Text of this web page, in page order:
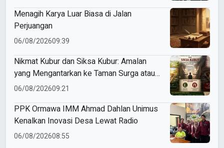
Menagih Karya Luar Biasa di Jalan
Perjuangan
06/08/202609:39
Nikmat Kubur dan Siksa Kubur: Amalan
yang Mengantarkan ke Taman Surga atau
Azab Barzakh
06/08/202609:21
PPK Ormawa IMM Ahmad Dahlan Unimus
Kenalkan Inovasi Desa Lewat Radio
06/08/202608:55